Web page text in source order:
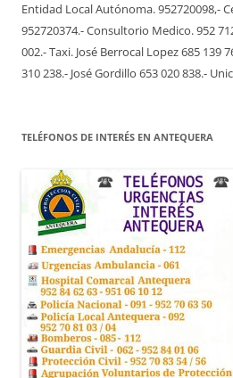
Entidad Local Autónoma. 952720098,-
952720374.- Consultorio Medico. 952
002.- Taxi. José Berrocal Lopez 685 139
310 238.- José Gordillo 653 020 838.-
TELÉFONOS DE INTERÉS EN ANTEQUERA